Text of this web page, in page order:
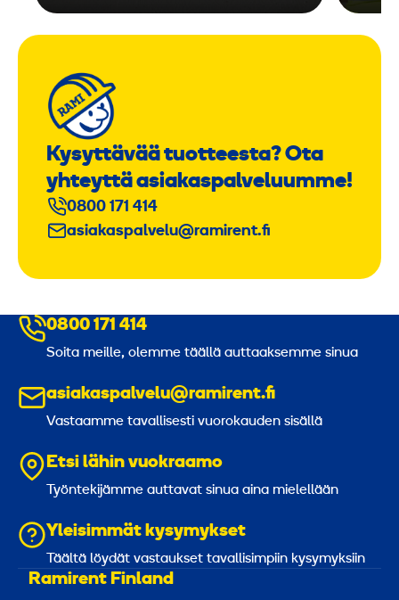
Kysyttävää tuotteesta? Ota
yhteyttä asiakaspalveluumme!
0800 171 414
asiakaspalvelu@ramirent.fi
0800 171 414
Soita meille, olemme täällä auttaaksemme sinua
asiakaspalvelu@ramirent.fi
Vastaamme tavallisesti vuorokauden sisällä
Etsi lähin vuokraamo
Työntekijämme auttavat sinua aina mielellään
Yleisimmät kysymykset
Täältä löydät vastaukset tavallisimpiin kysymyksiin
Ramirent Finland